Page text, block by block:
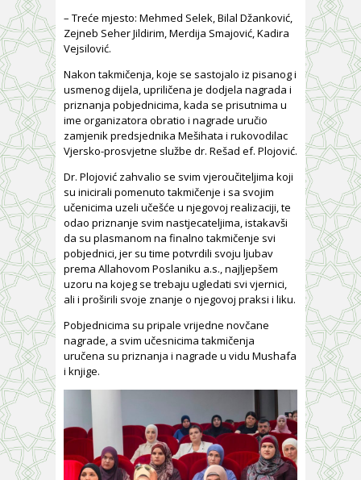
– Treće mjesto: Mehmed Selek, Bilal Džanković,
Zejneb Seher Jildirim, Merdija Smajović, Kadira
Vejsilović.
Nakon takmičenja, koje se sastojalo iz pisanog i
usmenog dijela, upriličena je dodjela nagrada i
priznanja pobjednicima, kada se prisutnima u
ime organizatora obratio i nagrade uručio
zamjenik predsjednika Mešihata i rukovodilac
Vjersko-prosvjetne službe dr. Rešad ef. Plojović.
Dr. Plojović zahvalio se svim vjeroučiteljima koji
su inicirali pomenuto takmičenje i sa svojim
učenicima uzeli učešće u njegovoj realizaciji, te
odao priznanje svim nastjecateljima, istakavši
da su plasmanom na finalno takmičenje svi
pobjednici, jer su time potvrdili svoju ljubav
prema Allahovom Poslaniku a.s., najljepšem
uzoru na kojeg se trebaju ugledati svi vjernici,
ali i proširili svoje znanje o njegovoj praksi i liku.
Pobjednicima su pripale vrijedne novčane
nagrade, a svim učesnicima takmičenja
uručena su priznanja i nagrade u vidu Mushafa
i knjige.